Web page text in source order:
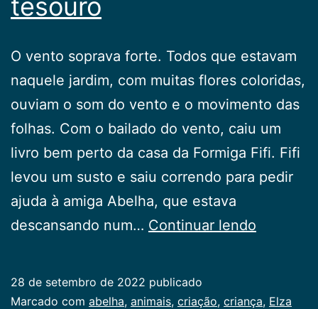
O vento soprava forte. Todos que estavam
naquele jardim, com muitas flores coloridas,
ouviam o som do vento e o movimento das
folhas. Com o bailado do vento, caiu um
livro bem perto da casa da Formiga Fifi. Fifi
levou um susto e saiu correndo para pedir
ajuda à amiga Abelha, que estava
descansando num… Continuar lendo
formiga
28 de setembro de 2022 publicado
Categorizado
Marcado com abelha, animais, criação, criança, Elza